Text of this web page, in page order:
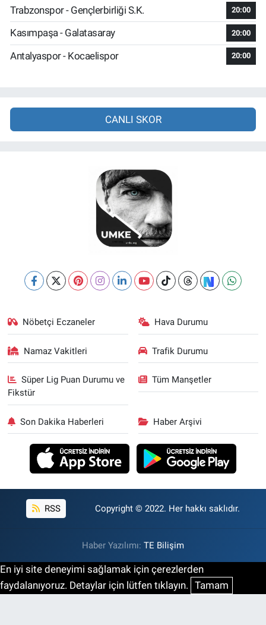
Trabzonspor - Gençlerbirliği S.K. 20:00
Kasımpaşa - Galatasaray 20:00
Antalyaspor - Kocaelispor 20:00
CANLI SKOR
Nöbetçi Eczaneler Hava Durumu
Namaz Vakitleri Trafik Durumu
Süper Lig Puan Durumu ve
Fikstür
Tüm Manşetler
Son Dakika Haberleri Haber Arşivi
RSS Copyright © 2022. Her hakkı saklıdır.
Haber Yazılımı: TE Bilişim
En iyi site deneyimi sağlamak için çerezlerden
faydalanıyoruz. Detaylar için lütfen tıklayın. Tamam